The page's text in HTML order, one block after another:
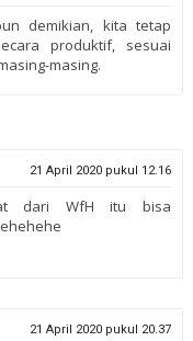
demikian, kita tetap
produktif, sesuai
masing.
21 April 2020 pukul 12.16
dari WfH itu bisa
21 April 2020 pukul 20.37